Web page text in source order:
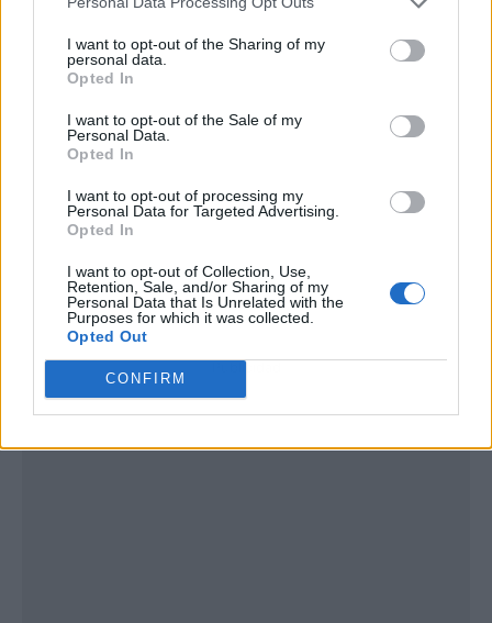
I want to opt-out of the Sharing of my
personal data.
Opted In
I want to opt-out of the Sale of my
Personal Data.
Opted In
I want to opt-out of processing my
Personal Data for Targeted Advertising.
Opted In
I want to opt-out of Collection, Use,
Retention, Sale, and/or Sharing of my
Personal Data that Is Unrelated with the
Purposes for which it was collected.
Opted Out
CONFIRM
Publicidad